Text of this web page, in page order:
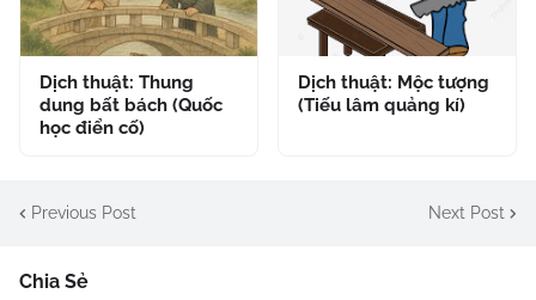
Dịch thuật: Thung
dung bất bách (Quốc
học điển cố)
Dịch thuật: Mộc tượng
(Tiếu lâm quảng kí)
Previous Post Next Post
Chia Sẻ